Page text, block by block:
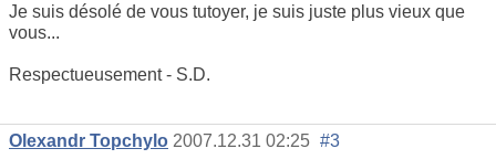
Je suis désolé de vous tutoyer, je suis juste plus vieux que
vous...
Respectueusement - S.D.
Olexandr Topchylo 2007.12.31 02:25 #3